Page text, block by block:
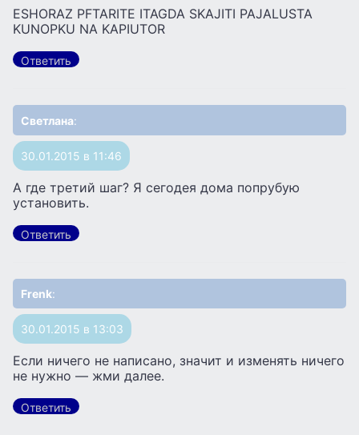
ESHORAZ PFTARITE ITAGDA SKAJITI PAJALUSTA
KUNOPKU NA KAPIUTOR
Ответить
Светлана:
30.01.2015 в 11:46
А где третий шаг? Я сегодея дома попрубую
установить.
Ответить
Frenk:
30.01.2015 в 13:03
Если ничего не написано, значит и изменять ничего
не нужно — жми далее.
Ответить